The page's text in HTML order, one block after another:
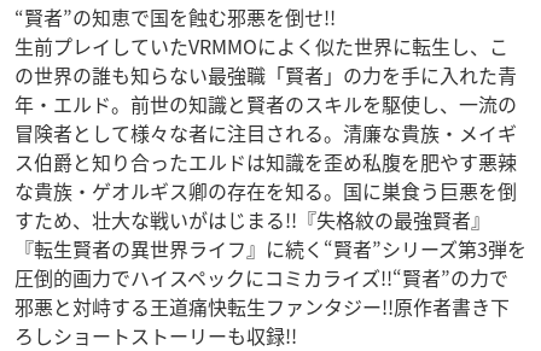
“賢者”の知恵で国を蝕む邪悪を倒せ!!
生前プレイしていたVRMMOによく似た世界に転生し、こ
の世界の誰も知らない最強職「賢者」の力を手に入れた青
年・エルド。前世の知識と賢者のスキルを駆使し、一流の
冒険者として様々な者に注目される。清廉な貴族・メイギ
ス伯爵と知り合ったエルドは知識を歪め私腹を肥やす悪辣
な貴族・ゲオルギス卿の存在を知る。国に巣食う巨悪を倒
すため、壮大な戦いがはじまる!!『失格紋の最強賢者』
『転生賢者の異世界ライフ』に続く“賢者”シリーズ第3弾を
圧倒的画力でハイスペックにコミカライズ!!“賢者”の力で
邪悪と対峙する王道痛快転生ファンタジー!!原作者書き下
ろしショートストーリーも収録!!